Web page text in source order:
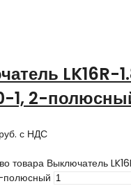
LK16R-
1, 2-
с НДС
товара Выключатель
полюсный